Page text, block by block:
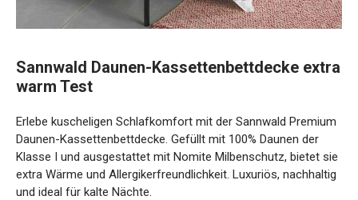
Sannwald Daunen-Kassettenbettdecke extra
warm Test
Erlebe kuscheligen Schlafkomfort mit der Sannwald Premium
Daunen-Kassettenbettdecke. Gefüllt mit 100% Daunen der
Klasse I und ausgestattet mit Nomite Milbenschutz, bietet sie
extra Wärme und Allergikerfreundlichkeit. Luxuriös, nachhaltig
und ideal für kalte Nächte.